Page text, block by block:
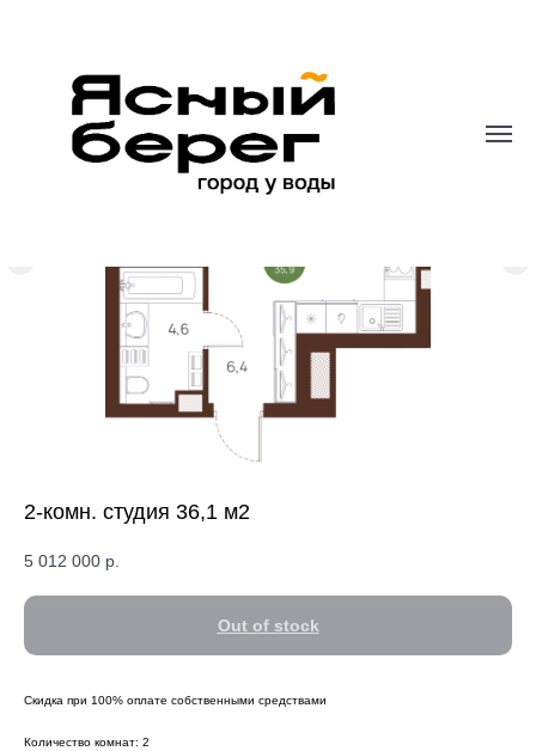
2-комн. студия 36,1 м2
5 012 000 р.
Out of stock
Скидка при 100% оплате собственными средствами
Количество комнат: 2